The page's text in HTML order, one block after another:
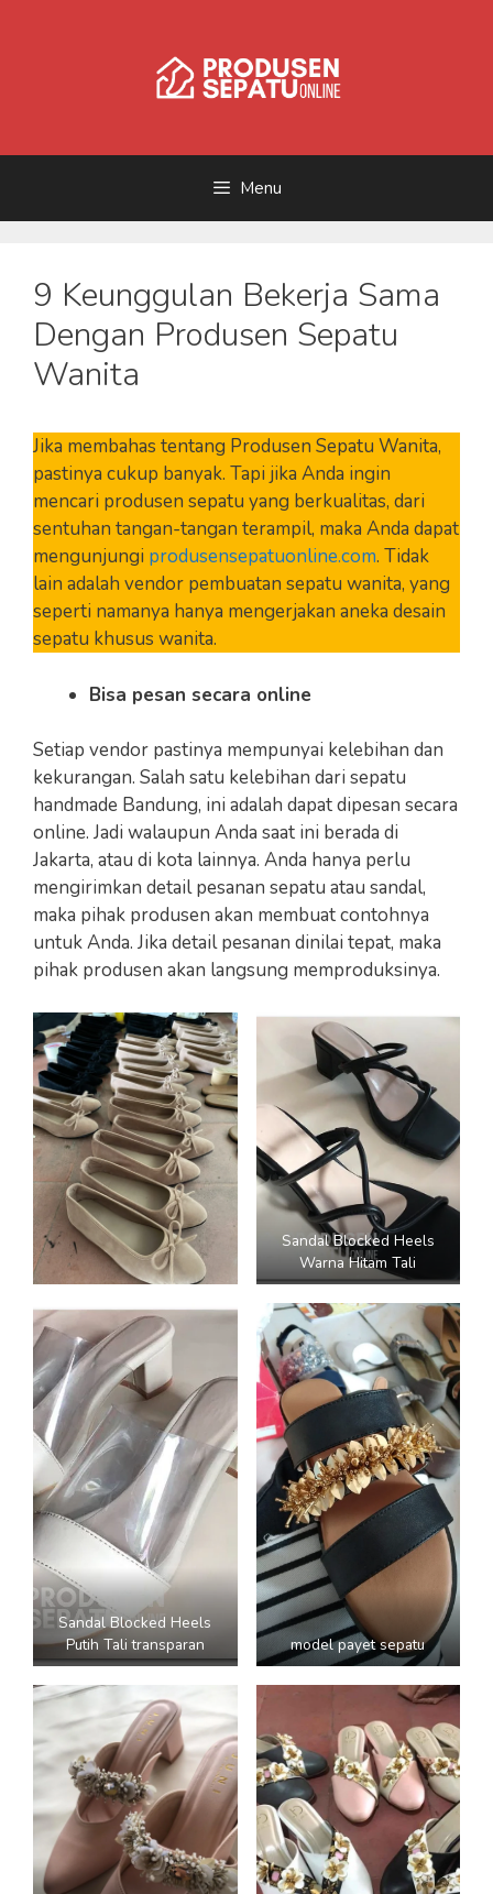
Menu
9 Keunggulan Bekerja Sama
Dengan Produsen Sepatu
Wanita
Jika membahas tentang Produsen Sepatu Wanita,
pastinya cukup banyak. Tapi jika Anda ingin
mencari produsen sepatu yang berkualitas, dari
sentuhan tangan-tangan terampil, maka Anda dapat
mengunjungi produsensepatuonline.com. Tidak
lain adalah vendor pembuatan sepatu wanita, yang
seperti namanya hanya mengerjakan aneka desain
sepatu khusus wanita.
Bisa pesan secara online
Setiap vendor pastinya mempunyai kelebihan dan
kekurangan. Salah satu kelebihan dari sepatu
handmade Bandung, ini adalah dapat dipesan secara
online. Jadi walaupun Anda saat ini berada di
Jakarta, atau di kota lainnya. Anda hanya perlu
mengirimkan detail pesanan sepatu atau sandal,
maka pihak produsen akan membuat contohnya
untuk Anda. Jika detail pesanan dinilai tepat, maka
pihak produsen akan langsung memproduksinya.
Sandal Blocked Heels
Warna Hitam Tali
Sandal Blocked Heels
Putih Tali transparan
model payet sepatu